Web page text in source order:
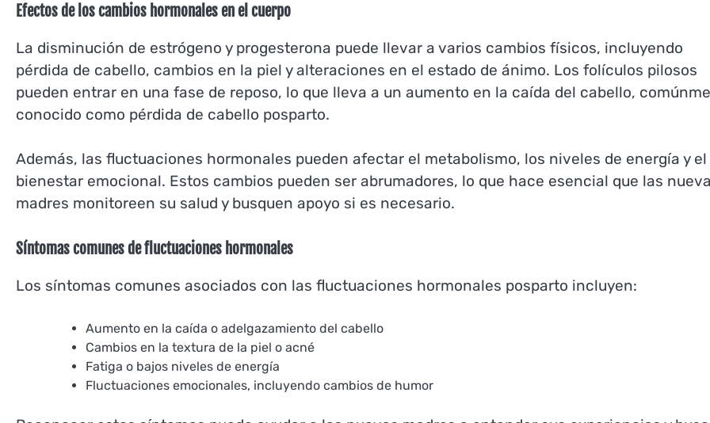
Efectos de los cambios hormonales en el cuerpo
La disminución de estrógeno y progesterona puede llevar a varios cambios físicos, incluyendo
pérdida de cabello, cambios en la piel y alteraciones en el estado de ánimo. Los folículos pilosos
pueden entrar en una fase de reposo, lo que lleva a un aumento en la caída del cabello,
conocido como pérdida de cabello posparto.
Además, las fluctuaciones hormonales pueden afectar el metabolismo, los niveles de energía y el
bienestar emocional. Estos cambios pueden ser abrumadores, lo que hace esencial que las
madres monitoreen su salud y busquen apoyo si es necesario.
Síntomas comunes de fluctuaciones hormonales
Los síntomas comunes asociados con las fluctuaciones hormonales posparto incluyen:
Aumento en la caída o adelgazamiento del cabello
Cambios en la textura de la piel o acné
Fatiga o bajos niveles de energía
Fluctuaciones emocionales, incluyendo cambios de humor